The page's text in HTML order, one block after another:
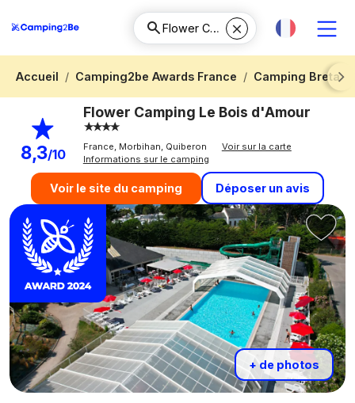
Accueil Camping2be Awards France
Camping
Next
8,3/10
Flower Camping Le Bois d'Amour
France, Morbihan, Quiberon
Voir sur la carte
Informations sur le camping
Voir le site du camping Déposer un avis
+ de photos